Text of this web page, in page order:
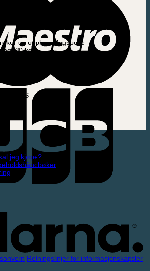
og oppbevaringspose
30 kg
jeg kjøpe?
Retningslinjer for informasjonskapsler